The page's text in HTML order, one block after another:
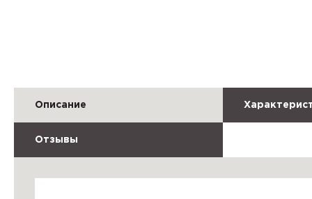
Описание
Отзывы